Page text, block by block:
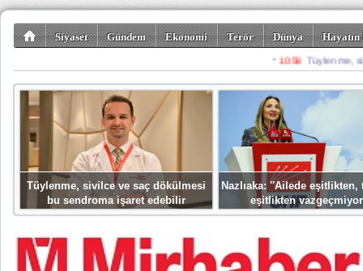
Siyaset Gündem Ekonomi Terör Dünya
Spor Misafir
Tüylenme, sivilce ve saç dökülmesi
bu sendroma işaret edebilir
Nazlıaka: ''Ailede eşitlikten,
eşitlikten